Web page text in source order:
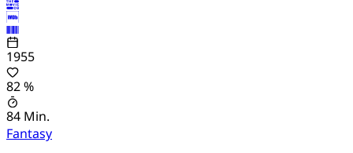
1955
82 %
84 Min.
Fantasy